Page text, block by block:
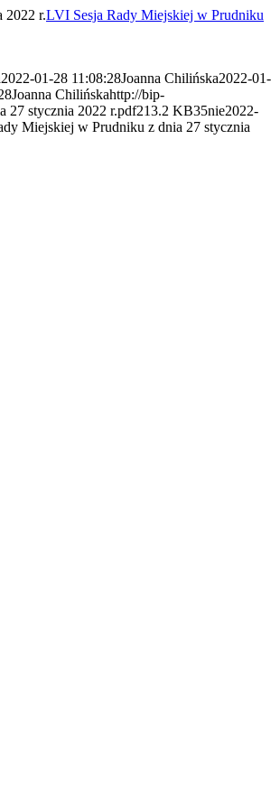
2022 r.LVI Sesja Rady Miejskiej w Prudniku
2022-01-28 11:08:28Joanna Chilińska2022-01-
Joanna Chilińskahttp://bip-
27 stycznia 2022 r.pdf213.2 KB35nie2022-
Miejskiej w Prudniku z dnia 27 stycznia